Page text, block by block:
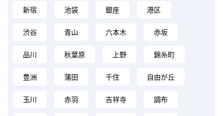
新宿 池袋 銀座 港区
渋谷 青山 六本木 赤坂
品川 秋葉原 上野 錦糸町
豊洲 蒲田 千住 自由が丘
玉川 赤羽 吉祥寺 調布